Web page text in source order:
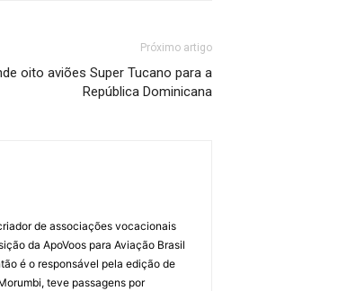
Próximo artigo
oito aviões Super Tucano para a
República Dominicana
de associações vocacionais
da ApoVoos para Aviação Brasil
é o responsável pela edição de
teve passagens por